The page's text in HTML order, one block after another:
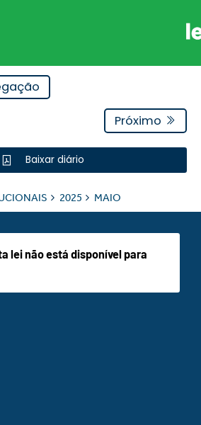
Próximo
Baixar diário
2025 MAIO
lei não está disponível para